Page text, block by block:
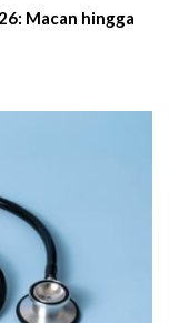
Macan hingga